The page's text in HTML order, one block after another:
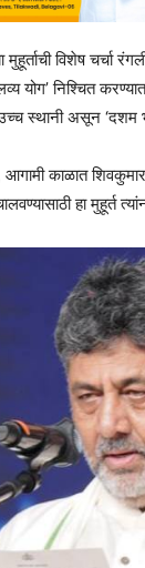
मुहूर्ताची विशेष
योग’ निश्चित
स्थानी असून
आगामी काळात
हा मुहूर्त